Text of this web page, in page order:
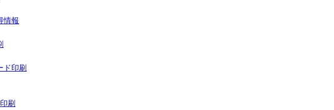
情報
ド印刷
刷